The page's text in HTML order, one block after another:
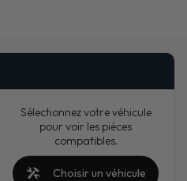
Sélectionnez votre véhicule
pour voir les pièces
compatibles.
Choisir un véhicule